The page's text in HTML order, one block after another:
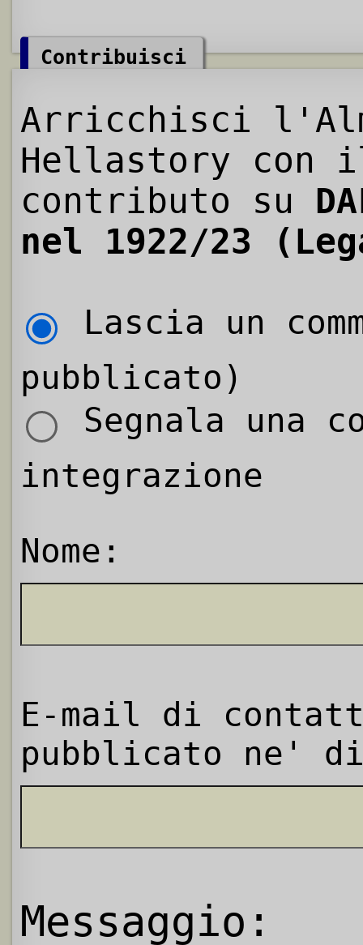
Contribuisci
Arricchisci
Hellastory con
contributo su
nel 1922/23
Lascia un
pubblicato)
Segnala una
integrazione
Nome:
E-mail di
pubblicato ne'
Messaggio: